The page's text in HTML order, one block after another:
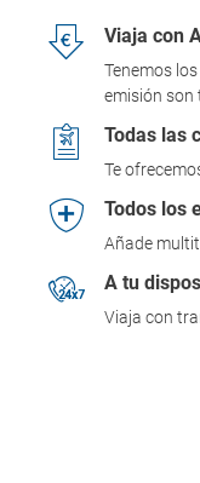
Viaja con
Tenemos
emisión
Todas las
Te
Todos los
Añade
A tu
Viaja con